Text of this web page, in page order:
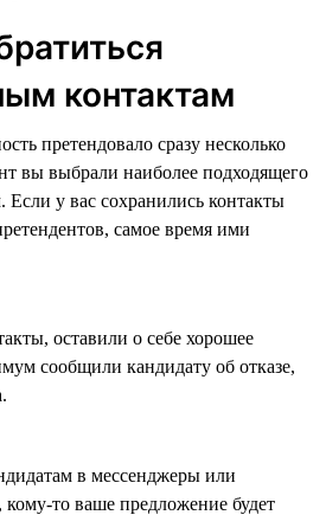
контактам
претендовало сразу несколько
вы выбрали наиболее подходящего
Если у вас сохранились контакты
самое время ими
оставили о себе хорошее
сообщили кандидату об отказе,
в мессенджеры или
то ваше предложение будет